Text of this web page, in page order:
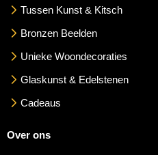
Tussen Kunst & Kitsch
Bronzen Beelden
Unieke Woondecoraties
Glaskunst & Edelstenen
Cadeaus
Over ons